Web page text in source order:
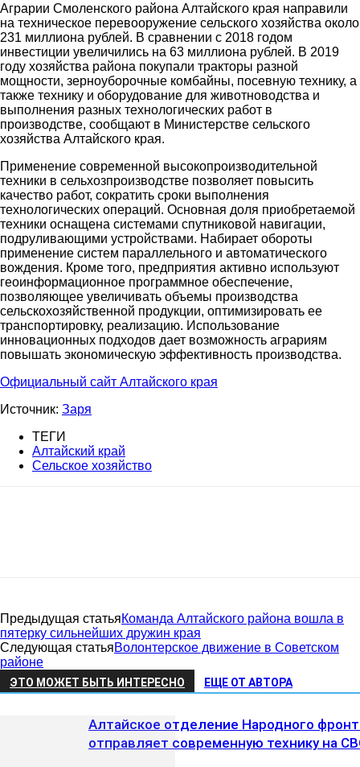
Аграрии Смоленского района Алтайского края направили
на техническое перевооружение сельского хозяйства около
231 миллиона рублей. В сравнении с 2018 годом
инвестиции увеличились на 63 миллиона рублей. В 2019
году хозяйства района покупали тракторы разной
мощности, зерноуборочные комбайны, посевную технику, а
также технику и оборудование для животноводства и
выполнения разных технологических работ в
производстве, сообщают в Министерстве сельского
хозяйства Алтайского края.
Применение современной высокопроизводительной
техники в сельхозпроизводстве позволяет повысить
качество работ, сократить сроки выполнения
технологических операций. Основная доля приобретаемой
техники оснащена системами спутниковой навигации,
подруливающими устройствами. Набирает обороты
применение систем параллельного и автоматического
вождения. Кроме того, предприятия активно используют
геоинформационное программное обеспечение,
позволяющее увеличивать объемы производства
сельскохозяйственной продукции, оптимизировать ее
транспортировку, реализацию. Использование
инновационных подходов дает возможность аграриям
повышать экономическую эффективность производства.
Официальный сайт Алтайского края
Источник: Заря
ТЕГИ
Алтайский край
Сельское хозяйство
Предыдущая статьяКоманда Алтайского района вошла в
пятерку сильнейших дружин края
Следующая статьяВолонтерское движение в Советском
районе
ЭТО МОЖЕТ БЫТЬ ИНТЕРЕСНО ЕЩЕ ОТ АВТОРА
Алтайское отделение Народного
отправляет современную технику на